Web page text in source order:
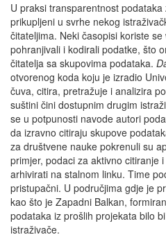
U praksi transparentnost
prikupljeni u svrhe nekog
čitateljima. Neki časopisi koriste
pohranjivali i kodirali podatke, što
čitatelja sa skupovima podataka.
otvorenog koda koju je izradio
čuva, citira, pretražuje i analizira
suštini čini dostupnim drugim
se u potpunosti navode autori
da izravno citiraju skupove
za društvene nauke pokrenuli su
primjer, podaci za aktivno citiranje
arhivirati na stalnom linku. Time
pristupačni. U područjima gdje je
kao što je Zapadni Balkan,
podataka iz prošlih projekata bilo
istraživače.